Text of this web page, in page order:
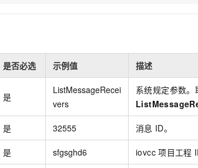
是否必选 示例值 描述
是
ListMessageRecei
vers
系统规定参数。
是 32555 消息 ID。
是 sfgsghd6 iovcc 项目工程
大模型服务平台百炼-应用模版
丰富多元化的应用模版和解决方案
大模型服务平台百炼-智能体
灵活可视化地构建企业级 Agent
人工智能平台 PAI
AI Native 的算法工程平台，一站式完成建模、训练、推理服务部署
Qoder HOT
面向真实软件
万有无界
秒悟
云端极速 AI
OA 办公系统
财税管理
400电话
广告营销
建站小程序
模板建站
定制建站
模板小程序
定制小程序
APP 开发